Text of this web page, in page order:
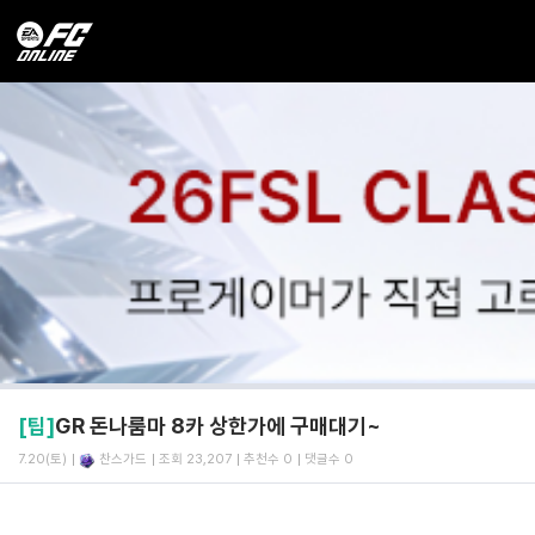
[팁]GR 돈나룸마 8카 상한가에 구매대기~
7.20(토) 찬스가드 조회 23,207 추천수 0 댓글수 0